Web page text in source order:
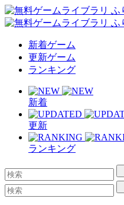
新着ゲーム
更新ゲーム
ランキング
新着
更新
ランキング